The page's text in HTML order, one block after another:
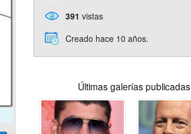
391 vistas
Creado hace 10 años.
Últimas galerías publicadas